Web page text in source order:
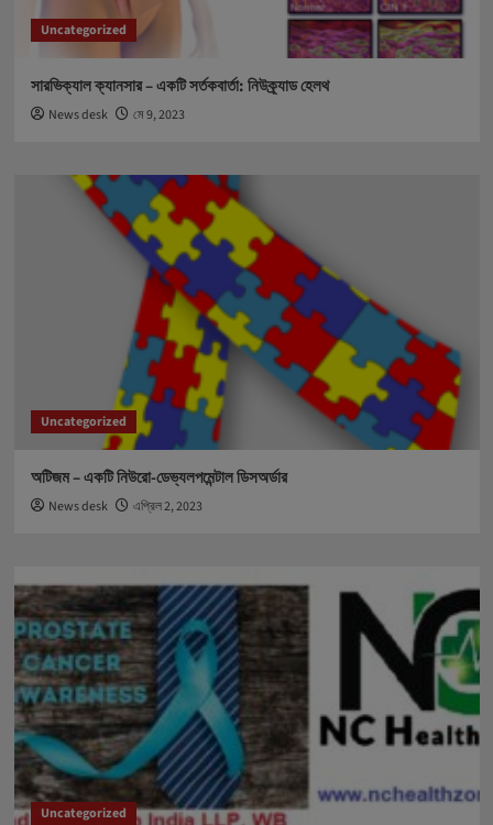
Uncategorized
সারভিক্যাল ক্যানসার – একটি সর্তকবার্তা: নিউক্র্যাড হেলথ
News desk মে 9, 2023
Uncategorized
অটিজম – একটি নিউরো-ডেভ্যলপমেন্টাল ডিসঅর্ডার
News desk এপ্রিল 2, 2023
Uncategorized